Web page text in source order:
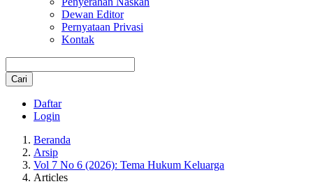
Dewan Editor
Pernyataan Privasi
Kontak
Cari
Daftar
Login
Beranda
Arsip
Vol 7 No 6 (2026): Tema Hukum Keluarga
Articles